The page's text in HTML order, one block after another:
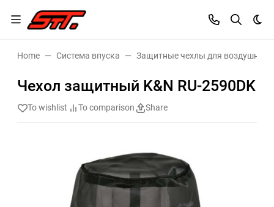
Home Система впуска Защитные чехлы для воздушных
Чехол защитный K&N RU-2590DK
To wishlist To comparison Share